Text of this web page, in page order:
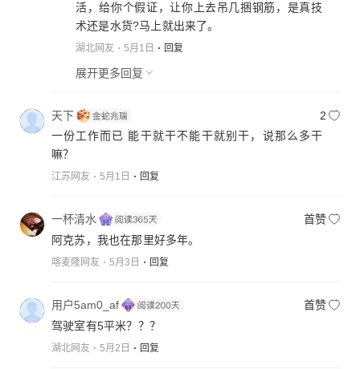
活，给你个假证，让你上去吊几捆钢筋，是真技
术还是水货?马上就出来了。
湖北网友 5月1日 回复
展开更多回复
天下
2
一份工作而已 能干就干不能干就别干，说那么多干
嘛？
江苏网友 5月1日 回复
一杯清水
首赞
阿克苏，我也在那里好多年。
喀麦隆网友 5月3日 回复
用户5am0_af
首赞
驾驶室有5平米？？？
湖北网友 5月2日 回复